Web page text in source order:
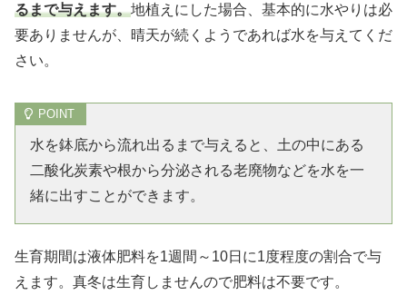
るまで与えます。地植えにした場合、基本的に水やりは必
要ありませんが、晴天が続くようであれば水を与えてくだ
さい。
水を鉢底から流れ出るまで与えると、土の中にある
二酸化炭素や根から分泌される老廃物などを水を一
緒に出すことができます。
生育期間は液体肥料を1週間～10日に1度程度の割合で与
えます。真冬は生育しませんので肥料は不要です。